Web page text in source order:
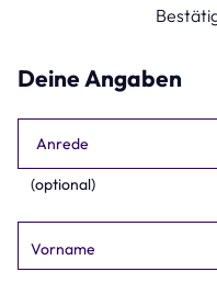
Deine Angaben
(optional)
Vorname